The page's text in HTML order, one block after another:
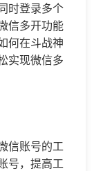
时登录多个
信多开功能
何在斗战神
实现微信多
信账号的工
号，提高工